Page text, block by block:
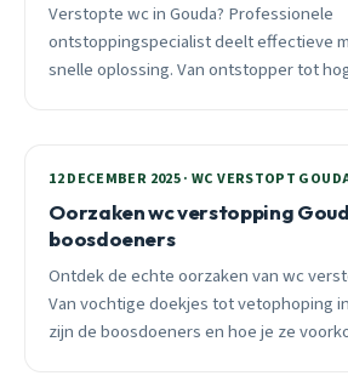
Verstopte wc in Gouda? Professionele
ontstoppingspecialist deelt effectieve
snelle oplossing. Van ontstopper tot
12 DECEMBER 2025 · WC VERSTOPT
Oorzaken wc verstopping
boosdoeners
Ontdek de echte oorzaken van wc
Van vochtige doekjes tot vetophoping
zijn de boosdoeners en hoe je ze